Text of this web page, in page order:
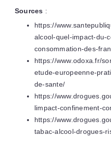
Sources :
https://
alcool-quel-impact-du-
consommation-des-
https://www.odoxa.fr/
etude-europeenne-
de-sante/
https://
limpact-confinement-
https://
tabac-alcool-drogues-